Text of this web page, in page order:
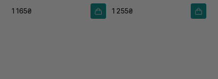
1 165₴ 1 255₴